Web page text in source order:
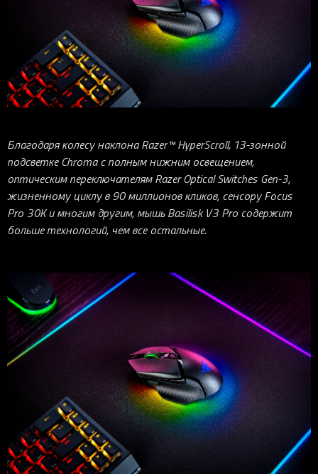
Аксессуары
Новинки
Аксессуары для мышей
Игровые мыши
Аксессуары для клавиатур
Все клавиатуры
Hammerhead
Аксессуары для аудио
Все аудио для ПК
Wireless Control Pod
Контроллеры
Освещение
Ripsaw
Firefly
HyperFlux V2
Strider
Sphex
Pro Glide
Pro Click V2 Vertical
Pro Type Ergo
Pro Type
Pro Glide XXL
Коллаборации
Софт
Synapse 4
Synapse 3
THX Spatial
7.1 Sound
Synapse 2 Legacy
Virtual Ring Light
Streamer Companion App
Cortex
iOS-приложения
Игровые ивенты
Благодаря колесу наклона Razer™ HyperScroll, 13-зонной
подсветке Chroma с полным нижним освещением,
оптическим переключателям Razer Optical Switches Gen-3,
жизненному циклу в 90 миллионов кликов, сенсору Focus
Pro 30K и многим другим, мышь Basilisk V3 Pro содержит
больше технологий, чем все остальные.